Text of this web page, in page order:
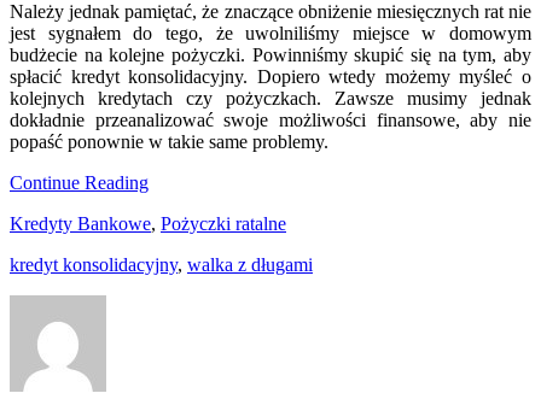
Należy jednak pamiętać, że znaczące obniżenie miesięcznych rat nie
jest sygnałem do tego, że uwolniliśmy miejsce w domowym
budżecie na kolejne pożyczki. Powinniśmy skupić się na tym, aby
spłacić kredyt konsolidacyjny. Dopiero wtedy możemy myśleć o
kolejnych kredytach czy pożyczkach. Zawsze musimy jednak
dokładnie przeanalizować swoje możliwości finansowe, aby nie
popaść ponownie w takie same problemy.
Continue Reading
Kredyty Bankowe, Pożyczki ratalne
kredyt konsolidacyjny, walka z długami